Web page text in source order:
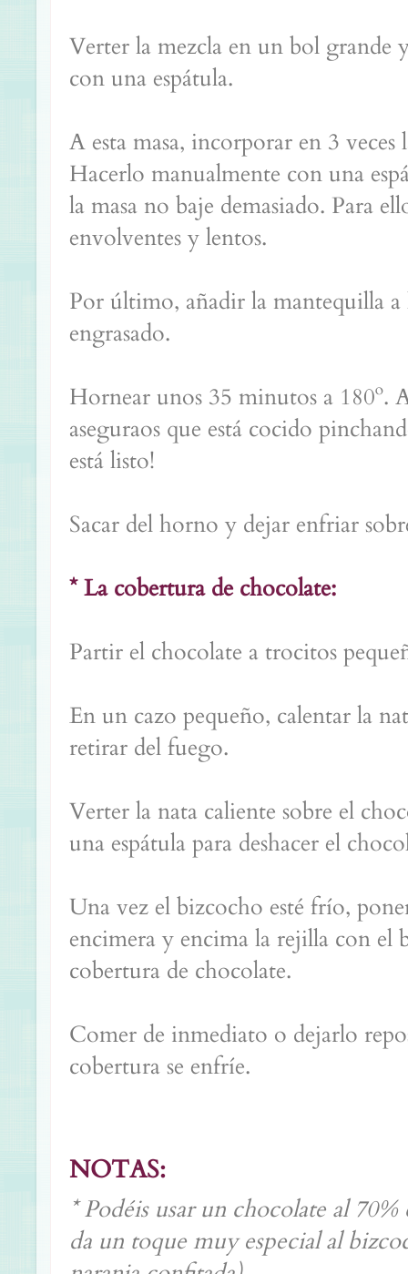
Verter la mezcla en un bol grande
con una espátula.
A esta masa, incorporar en 3 veces
Hacerlo manualmente con una
la masa no baje demasiado. Para
envolventes y lentos.
Por último, añadir la mantequilla a
engrasado.
Hornear unos 35 minutos a 180º.
aseguraos que está cocido
está listo!
Sacar del horno y dejar enfriar
* La cobertura de chocolate:
Partir el chocolate a trocitos
En un cazo pequeño, calentar la
retirar del fuego.
Verter la nata caliente sobre el
una espátula para deshacer el
Una vez el bizcocho esté frío,
encimera y encima la rejilla con el
cobertura de chocolate.
Comer de inmediato o dejarlo
cobertura se enfríe.
NOTAS:
* Podéis usar un chocolate al
da un toque muy especial al